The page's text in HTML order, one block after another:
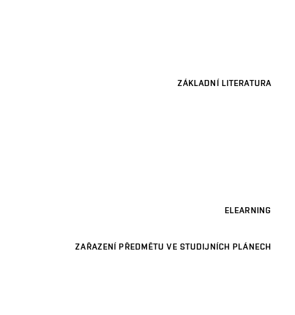
ZÁKLADNÍ LITERATURA
ELEARNING
ZAŘAZENÍ PŘEDMĚTU VE STUDIJNÍCH PLÁNECH